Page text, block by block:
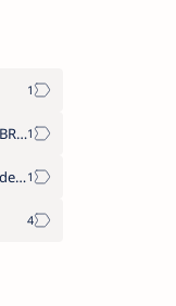
Acidente BR-163
Acidente de trabalho